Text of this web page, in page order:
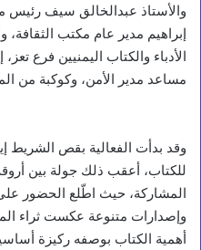
والأستاذ عبدالخالق سيف
إبراهيم مدير عام مكتب الثقافة،
الأدباء والكتاب اليمنيين فرع
مساعد مدير الأمن، وكوكبة من
وقد بدأت الفعالية بقص الشريط
للكتاب، أعقب ذلك جولة بين
المشاركة، حيث اطّلع الحضور
وإصدارات متنوعة عكست ثراء
أهمية الكتاب بوصفه ركيزة